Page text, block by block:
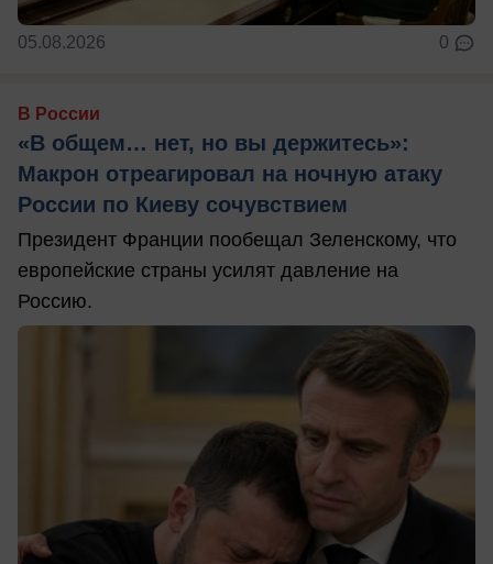
05.08.2026 0
В России
«В общем… нет, но вы держитесь»:
Макрон отреагировал на ночную атаку
России по Киеву сочувствием
Президент Франции пообещал Зеленскому, что
европейские страны усилят давление на
Россию.